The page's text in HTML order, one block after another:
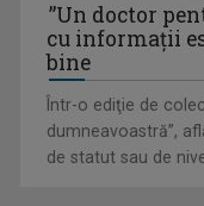
„Revoluția
premieră la TVR
”Un doctor
cu informații
bine
Într-o ediţie de
dumneavoastră”,
de statut sau de